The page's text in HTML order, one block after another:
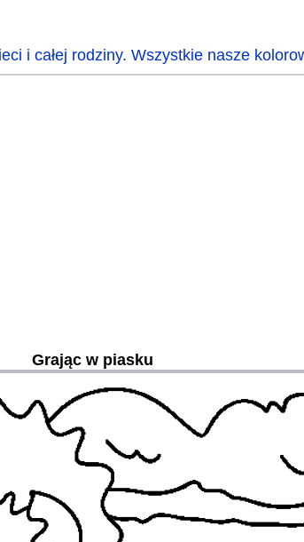
i całej rodziny. Wszystkie nasze
Grając w piasku